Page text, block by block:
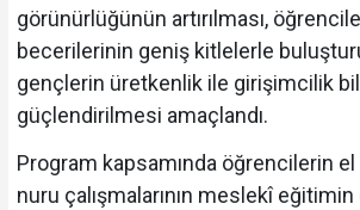
görünürlüğünün artırılması,
becerilerinin geniş kitlelerle
gençlerin üretkenlik ile girişimcilik
güçlendirilmesi amaçlandı.
Program kapsamında öğrencilerin
nuru çalışmalarının meslekî